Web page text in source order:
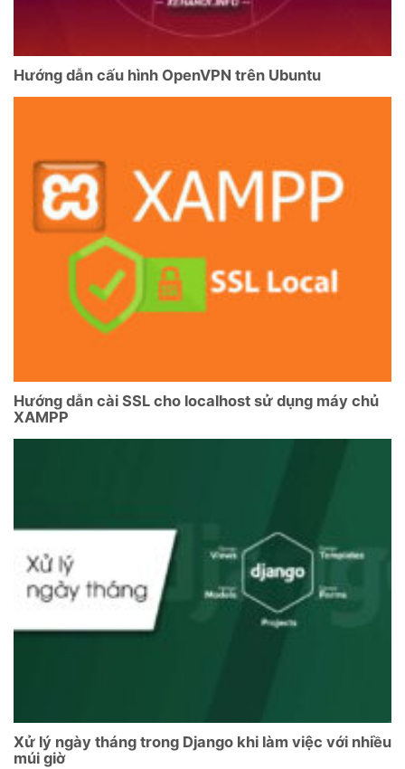
Hướng dẫn cấu hình OpenVPN trên Ubuntu
Hướng dẫn cài SSL cho localhost sử dụng máy chủ
XAMPP
Xử lý ngày tháng trong Django khi làm việc với nhiều
múi giờ